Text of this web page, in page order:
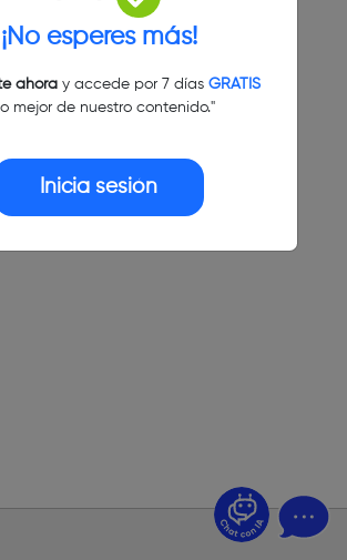
¡No esperes más!
ahoray accede por 7 días GRATIS
mejor de nuestro contenido."
Inicia sesión